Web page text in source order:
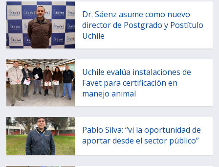
Dr. Sáenz asume como nuevo
director de Postgrado y Postítulo
Uchile
Uchile evalúa instalaciones de
Favet para certificación en
manejo animal
Pablo Silva: “vi la oportunidad de
aportar desde el sector público”